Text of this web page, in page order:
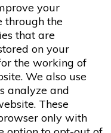
your
through the
that are
on your
the working of
We also use
analyze and
These
only with